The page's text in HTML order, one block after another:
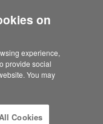
site.Click
English site.
on
experience,
provide social
You may
Cookies